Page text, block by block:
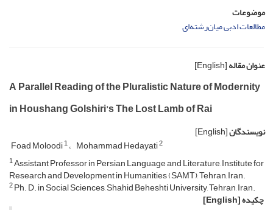
موضوعات
مطالعات ادبی میان‌رشته‌ای
عنوان مقاله[English]
A Parallel Reading of the Pluralistic Nature of Modernity
in Houshang Golshiri’s The Lost Lamb of Rai
نویسندگان[English]
Foad Moloodi1 Mohammad Hedayati2
1Assistant Professor in Persian Language and Literature, Institute for
Research and Development in Humanities (SAMT), Tehran, Iran.
2Ph. D. in Social Sciences, Shahid Beheshti University, Tehran, Iran.
چکیده[English]